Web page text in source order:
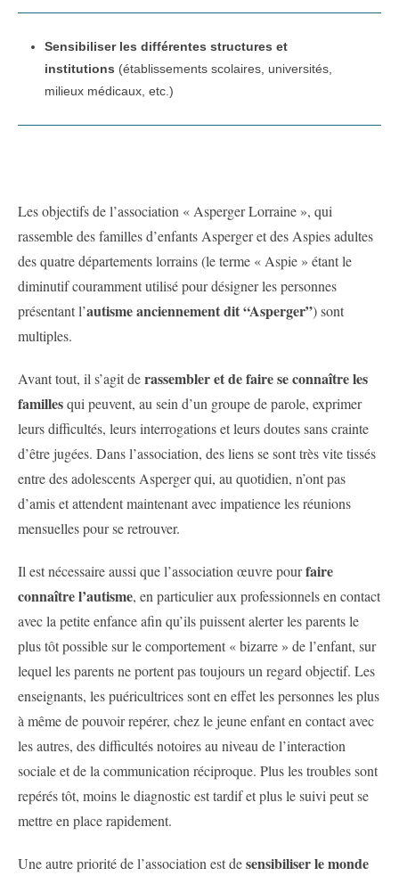
Sensibiliser les différentes structures et
institutions (établissements scolaires, universités,
milieux médicaux, etc.)
Les objectifs de l’association « Asperger Lorraine », qui
rassemble des familles d’enfants Asperger et des Aspies adultes
des quatre départements lorrains (le terme « Aspie » étant le
diminutif couramment utilisé pour désigner les personnes
présentant l’autisme anciennement dit “Asperger”) sont
multiples.
Avant tout, il s’agit derassembler et de faire se connaître les
famillesqui peuvent, au sein d’un groupe de parole, exprimer
leurs difficultés, leurs interrogations et leurs doutes sans crainte
d’être jugées. Dans l’association, des liens se sont très vite tissés
entre des adolescents Asperger qui, au quotidien, n’ont pas
d’amis et attendent maintenant avec impatience les réunions
mensuelles pour se retrouver.
Il est nécessaire aussi que l’association œuvre pourfaire
connaître l’autisme, en particulier aux professionnels en contact
avec la petite enfance afin qu’ils puissent alerter les parents le
plus tôt possible sur le comportement « bizarre » de l’enfant, sur
lequel les parents ne portent pas toujours un regard objectif. Les
enseignants, les puéricultrices sont en effet les personnes les plus
à même de pouvoir repérer, chez le jeune enfant en contact avec
les autres, des difficultés notoires au niveau de l’interaction
sociale et de la communication réciproque. Plus les troubles sont
repérés tôt, moins le diagnostic est tardif et plus le suivi peut se
mettre en place rapidement.
Une autre priorité de l’association est desensibiliser le monde